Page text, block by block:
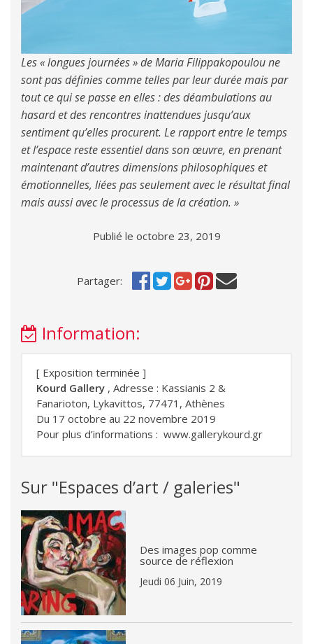
Les « longues journées » de Maria Filippakopoulou ne
sont pas définies comme telles par leur durée mais par
tout ce qui se passe en elles : des déambulations au
hasard et des rencontres inattendues jusqu’aux
sentiment qu’elles procurent. Le rapport entre le temps
et l’espace reste essentiel dans son œuvre, en prenant
maintenant d’autres dimensions philosophiques et
émotionnelles, liées pas seulement avec le résultat final
mais aussi avec le processus de la création. »
Publié le octobre 23, 2019
Partager:
Information:
[ Exposition terminée ]
Kourd Gallery , Adresse : Kassianis 2 &
Fanarioton, Lykavittos, 77471, Athènes
Du 17 octobre au 22 novembre 2019
Pour plus d’informations : www.gallerykourd.gr
Sur "Espaces d’art / galeries"
Des images pop comme
source de réflexion
Jeudi 06 Juin, 2019